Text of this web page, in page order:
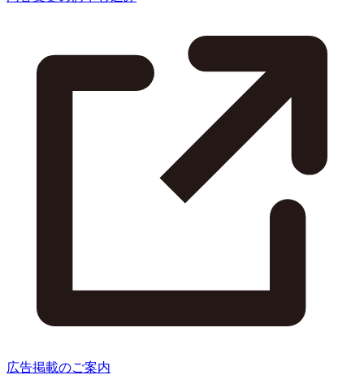
広告掲載のご案内